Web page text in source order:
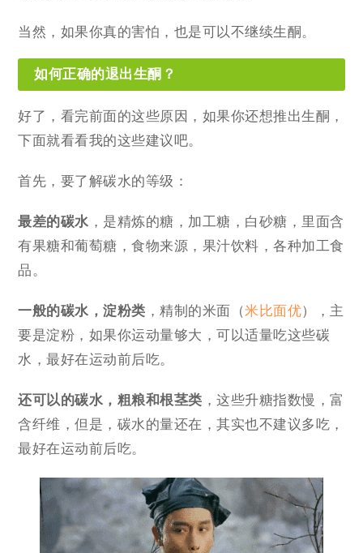
当然，如果你真的害怕，也是可以不继续生酮。
如何正确的退出生酮？
好了，看完前面的这些原因，如果你还想推出生酮，
下面就看看我的这些建议吧。
首先，要了解碳水的等级：
最差的碳水 ，是精炼的糖，加工糖，白砂糖，里面含
有果糖和葡萄糖，食物来源，果汁饮料，各种加工食
品。
一般的碳水 ，淀粉类 ，精制的米面（米比面优），主
要是淀粉，如果你运动量够大，可以适量吃这些碳
水，最好在运动前后吃。
还可以的碳水 ，粗粮和根茎类 ，这些升糖指数慢，富
含纤维，但是，碳水的量还在，其实也不建议多吃，
最好在运动前后吃。